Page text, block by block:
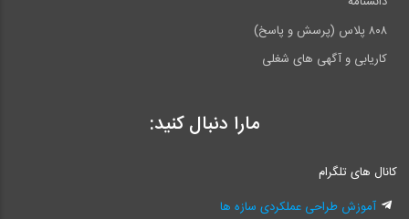
۸۰۸ پلاس (پرسش و پاسخ)
کاریابی و آگهی های شغلی
مارا دنبال کنید:
کانال های تلگرام
آموزش طراحی عملکردی سازه ها